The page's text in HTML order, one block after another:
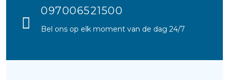
097006521500
Bel ons op elk moment van de dag 24/7